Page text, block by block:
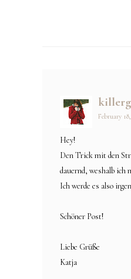
February
Hey!
Den Trick mit den
dauernd, weshalb ich
Ich werde es also
Schöner Post!
Liebe Grüße
Katja